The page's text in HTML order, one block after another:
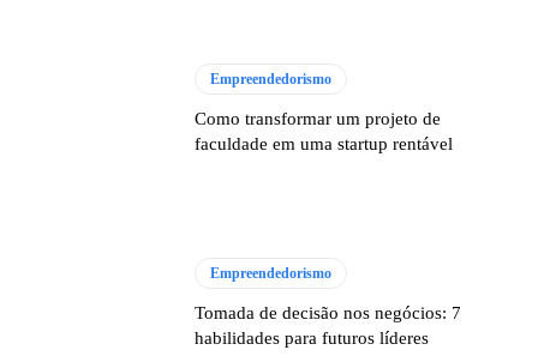
Empreendedorismo
Como transformar um projeto de
faculdade em uma startup rentável
Empreendedorismo
Tomada de decisão nos negócios: 7
habilidades para futuros líderes